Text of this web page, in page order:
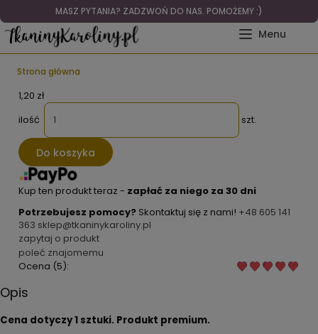
MASZ PYTANIA? ZADZWOŃ DO NAS. POMOŻEMY :)
Strona główna
1,20 zł
ilość
szt.
Do koszyka
Kup ten produkt teraz - zapłać za niego za 30 dni
Potrzebujesz pomocy? Skontaktuj się z nami! +48 605 141
363 sklep@tkaninykaroliny.pl
zapytaj o produkt
poleć znajomemu
Ocena (5):
Opis
Cena dotyczy 1 sztuki. Produkt premium.